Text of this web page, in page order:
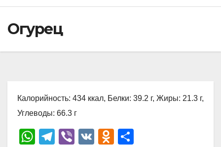
Огурец
Калорийность: 434 ккал, Белки: 39.2 г, Жиры: 21.3 г,
Углеводы: 66.3 г
W
T
Vi
V
O